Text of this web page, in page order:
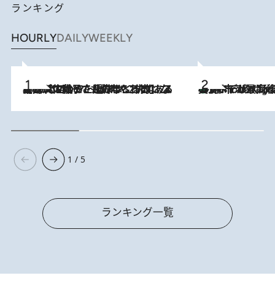
ランキング
HOURLYDAILYWEEKLY
2026.8.5
【阿川佐和子さんの年とる力】なぜ70代で始めた趣味は“こんなに楽しい”のか？ ピアノ、俳句…スランプに陥っても続けられる“ある秘訣”とは 10 Hours Ago
美食、デザイン、ホスピタリティのすべてが最高峰！ ノルウェー第4の都市スタヴァンゲルの
1 / 5
ランキング一覧